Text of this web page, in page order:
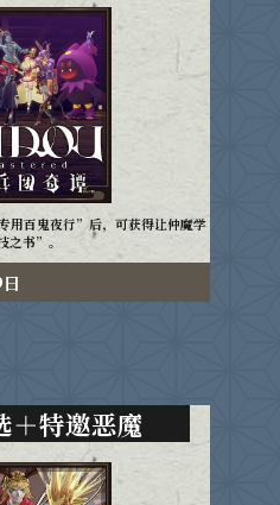
用百鬼夜行”后，可获得让仲魔学
之书”。
＋特邀恶魔